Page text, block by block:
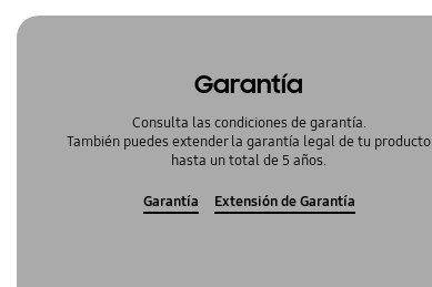
Garantía
Consulta las condiciones de garantía.
También puedes extender la garantía legal de tu producto
hasta un total de 5 años.
Garantía Extensión de Garantía